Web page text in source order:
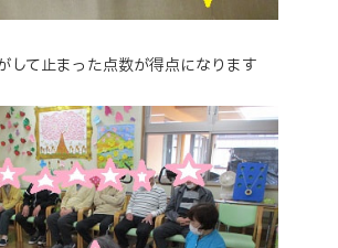
して止まった点数が得点になります